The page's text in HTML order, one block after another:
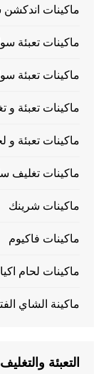
ماكينات
ماكينات تعبئة
ماكينات تعبئة
ماكينات تعبئة
ماكينات تعبئة و
ماكينات تغليف
ماكينات شرينك
ماكينات فاكيوم
ماكينات لحام
ماكينة الشاي
التعبئة والتغليف